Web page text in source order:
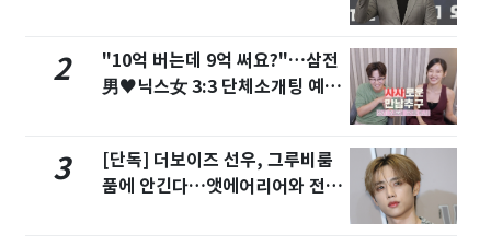
2
"10억 버는데 9억 써요?"…삼전
男♥닉스女 3:3 단체소개팅 예능
3
[단독] 더보이즈 선우, 그루비룸
품에 안긴다…앳에어리어와 전속